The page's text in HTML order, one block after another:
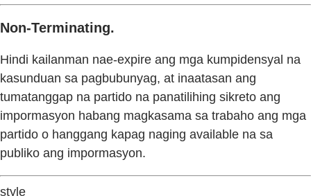
Non-Terminating.
Hindi kailanman nae-expire ang mga kumpidensyal na
kasunduan sa pagbubunyag, at inaatasan ang
tumatanggap na partido na panatilihing sikreto ang
impormasyon habang magkasama sa trabaho ang mga
partido o hanggang kapag naging available na sa
publiko ang impormasyon.
style